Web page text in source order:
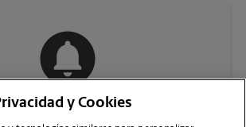
y Cookies